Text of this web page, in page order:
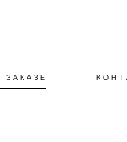
ЗАКАЗЕ